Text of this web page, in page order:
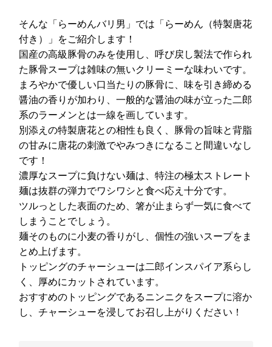
そんな「らーめんバリ男」では「らーめん（特製唐花
付き）」をご紹介します！
国産の高級豚骨のみを使用し、呼び戻し製法で作られ
た豚骨スープは雑味の無いクリーミーな味わいです。
まろやかで優しい口当たりの豚骨に、味を引き締める
醤油の香りが加わり、一般的な醤油の味が立った二郎
系のラーメンとは一線を画しています。
別添えの特製唐花との相性も良く、豚骨の旨味と背脂
の甘みに唐花の刺激でやみつきになること間違いなし
です！
濃厚なスープに負けない麺は、特注の極太ストレート
麺は抜群の弾力でワシワシと食べ応え十分です。
ツルっとした表面のため、箸が止まらず一気に食べて
しまうことでしょう。
麺そのものに小麦の香りがし、個性の強いスープをま
とめ上げます。
トッピングのチャーシューは二郎インスパイア系らし
く、厚めにカットされています。
おすすめのトッピングであるニンニクをスープに溶か
し、チャーシューを浸してお召し上がりください！